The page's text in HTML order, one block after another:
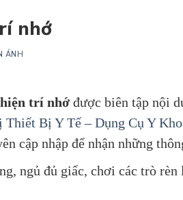
nhớ
ÁNH
trí nhớ được biên tập nội
Thiết Bị Y Tế – Dụng Cụ Y
cập nhập để nhận những
ngủ đủ giấc, chơi các trò